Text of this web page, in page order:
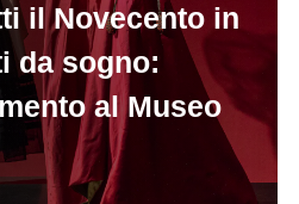
il Novecento in
da sogno:
al Museo